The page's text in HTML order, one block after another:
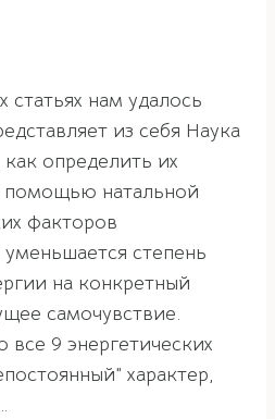
нам удалось
из себя Наука
определить их
натальной
факторов
степень
на конкретный
самочувствие.
все 9 энергетических
характер,